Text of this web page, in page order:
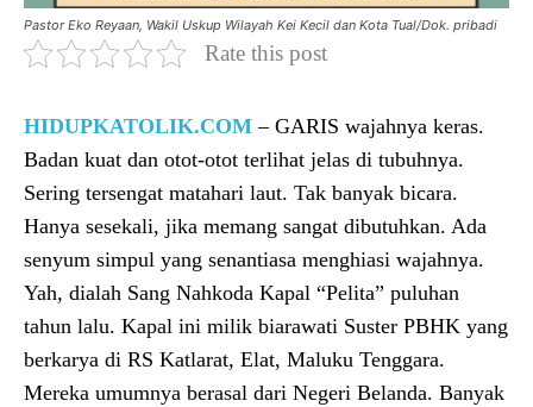
Pastor Eko Reyaan, Wakil Uskup Wilayah Kei Kecil dan Kota Tual/Dok. pribadi
Rate this post
HIDUPKATOLIK.COM – GARIS wajahnya keras.
Badan kuat dan otot-otot terlihat jelas di tubuhnya.
Sering tersengat matahari laut. Tak banyak bicara.
Hanya sesekali, jika memang sangat dibutuhkan. Ada
senyum simpul yang senantiasa menghiasi wajahnya.
Yah, dialah Sang Nahkoda Kapal “Pelita” puluhan
tahun lalu. Kapal ini milik biarawati Suster PBHK yang
berkarya di RS Katlarat, Elat, Maluku Tenggara.
Mereka umumnya berasal dari Negeri Belanda. Banyak